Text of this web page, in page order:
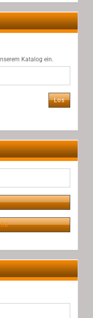
Katalog ein.
Los